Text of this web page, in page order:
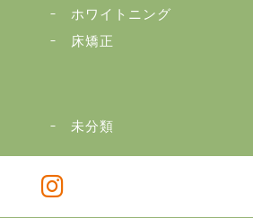
ホワイトニング
床矯正
未分類